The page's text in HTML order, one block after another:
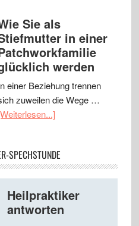
Sie als
in einer
werden
einer Beziehung trennen
zuweilen die Wege …
SPECHSTUNDE
Heilpraktiker
antworten